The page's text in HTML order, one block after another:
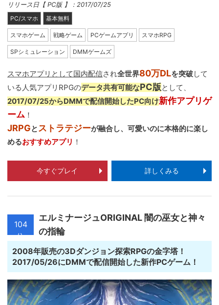
リリース日【 PC版 】：2017/07/25
PC/スマホ 基本無料
スマホゲーム 戦略ゲーム PCゲームアプリ スマホRPG
SPシミュレーション DMMゲームズ
スマホアプリとして国内配信され全世界80万DLを突破して
いる人気アプリRPGのデータ共有可能なPC版として、
2017/07/25からDMMで配信開始したPC向け新作アプリゲ
ーム ！
JRPGと ストラテジーが融合し、可愛いのに本格的に楽し
めるおすすめアプリ ！
今すぐプレイ 詳しくみる
104
位
エルミナージュORIGINAL 闇の巫女と神々
の指輪
2008年販売の3Dダンジョン探索RPGの金字塔！
2017/05/26にDMMで配信開始した新作PCゲーム！